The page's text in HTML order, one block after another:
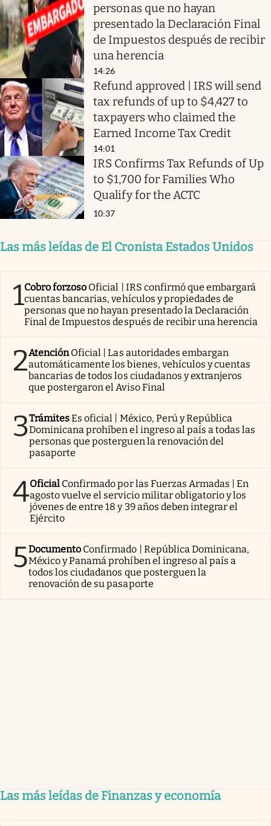
personas que no hayan
presentado la Declaración Final
de Impuestos después de recibir
una herencia
14:26
Refund approved | IRS will send
tax refunds of up to $4,427 to
taxpayers who claimed the
Earned Income Tax Credit
14:01
IRS Confirms Tax Refunds of Up
to $1,700 for Families Who
Qualify for the ACTC
10:37
Las más leídas de El Cronista Estados Unidos
1Cobro forzoso Oficial | IRS confirmó que embargará
cuentas bancarias, vehículos y propiedades de
personas que no hayan presentado la Declaración
Final de Impuestos después de recibir una herencia
2AtenciónOficial | Las autoridades embargan
automáticamente los bienes, vehículos y cuentas
bancarias de todos los ciudadanos y extranjeros
que postergaron el Aviso Final
3TrámitesEs oficial | México, Perú y República
Dominicana prohíben el ingreso al país a todas las
personas que posterguen la renovación del
pasaporte
4Oficial Confirmado por las Fuerzas Armadas | En
agosto vuelve el servicio militar obligatorio y los
jóvenes de entre 18 y 39 años deben integrar el
Ejército
5Documento Confirmado | República Dominicana,
México y Panamá prohíben el ingreso al país a
todos los ciudadanos que posterguen la
renovación de su pasaporte
Las más leídas de Finanzas y economía